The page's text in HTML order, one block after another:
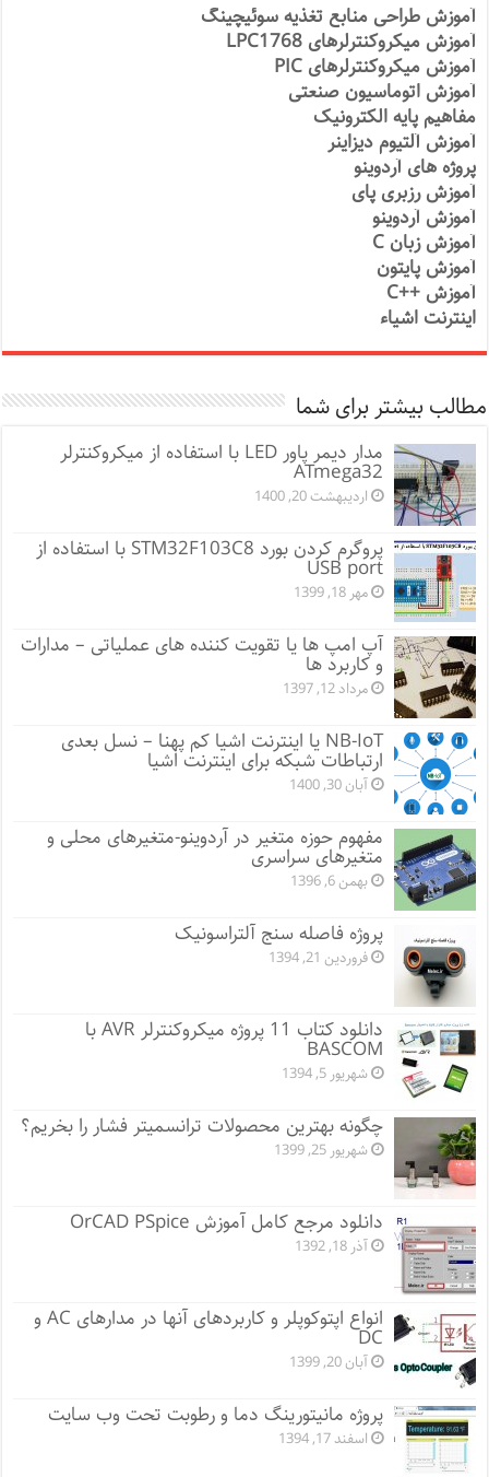
آموزش طراحی منابع تغذیه سوئیچینگ
آموزش میکروکنترلرهای LPC1768
آموزش میکروکنترلرهای PIC
آموزش اتوماسیون صنعتی
مفاهیم پایه الکترونیک
آموزش آلتیوم دیزاینر
پروژه های آردوینو
آموزش رزبری پای
آموزش آردوینو
آموزش زبان C
آموزش پایتون
آموزش ++C
اینترنت اشیاء
مطالب بیشتر برای شما
مدار دیمر پاور LED با استفاده از میکروکنترلر
ATmega32
اردیبهشت 20, 1400
پروگرم کردن بورد STM32F103C8 با استفاده از
USB port
مهر 18, 1399
آپ امپ ها یا تقویت کننده های عملیاتی – مدارات
و کاربرد ها
مرداد 12, 1397
NB-IoT یا اینترنت اشیا کم پهنا – نسل بعدی
ارتباطات شبکه برای اینترنت اشیا
آبان 30, 1400
مفهوم حوزه متغیر در آردوینو-متغیرهای محلی و
متغیرهای سراسری
بهمن 6, 1396
پروژه فاصله سنج آلتراسونیک
فروردین 21, 1394
دانلود کتاب 11 پروژه میکروکنترلر AVR با
BASCOM
شهریور 5, 1394
چگونه بهترین محصولات ترانسمیتر فشار را بخریم؟
شهریور 25, 1399
دانلود مرجع کامل آموزش OrCAD PSpice
آذر 18, 1392
انواع اپتوکوپلر و کاربردهای آنها در مدارهای AC و
DC
آبان 20, 1399
پروژه مانيتورينگ دما و رطوبت تحت وب سایت
اسفند 17, 1394